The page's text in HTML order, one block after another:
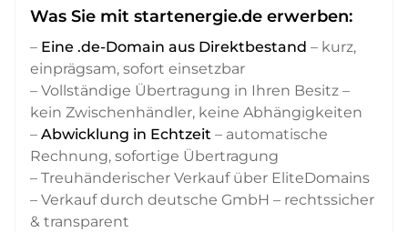
Was Sie mit startenergie.de erwerben:
– Eine .de-Domain aus Direktbestand – kurz,
einprägsam, sofort einsetzbar
– Vollständige Übertragung in Ihren Besitz –
kein Zwischenhändler, keine Abhängigkeiten
– Abwicklung in Echtzeit – automatische
Rechnung, sofortige Übertragung
– Treuhänderischer Verkauf über EliteDomains
– Verkauf durch deutsche GmbH – rechtssicher
& transparent